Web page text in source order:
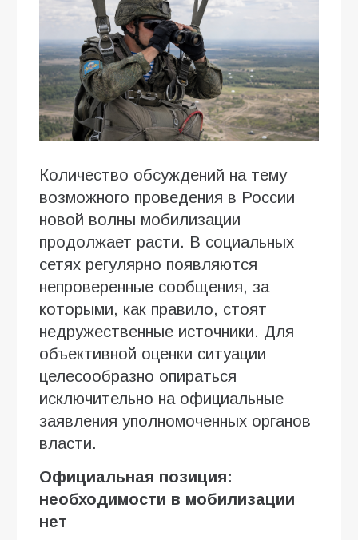
Количество обсуждений на тему
возможного проведения в России
новой волны мобилизации
продолжает расти. В социальных
сетях регулярно появляются
непроверенные сообщения, за
которыми, как правило, стоят
недружественные источники. Для
объективной оценки ситуации
целесообразно опираться
исключительно на официальные
заявления уполномоченных органов
власти.
Официальная позиция:
необходимости в мобилизации
нет